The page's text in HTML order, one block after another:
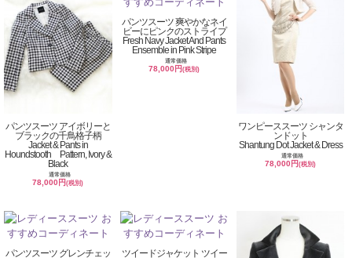
パンツスーツ アイボリーと
ブラックの千鳥格子柄
Jacket & Pants in
Houndstooth Pattern, Ivory &
Black
通常価格
78,000円(税別)
パンツスーツ 爽やかなネイ
ビーにピンクのストライプ
Fresh Navy Jacket And Pants
Ensemble in Pink Stripe
通常価格
78,000円(税別)
ワンピーススーツ シャンタ
ンドット
Shantung Dot Jacket & Dress
通常価格
78,000円(税別)
パンツスーツ グレンチェッ
ツイードジャケット ツイー